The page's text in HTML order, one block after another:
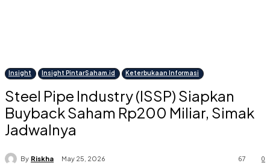
Insight Insight PintarSaham.id Keterbukaan Informasi
Steel Pipe Industry (ISSP) Siapkan
Buyback Saham Rp200 Miliar, Simak
Jadwalnya
By Riskha May 25, 2026 0
67